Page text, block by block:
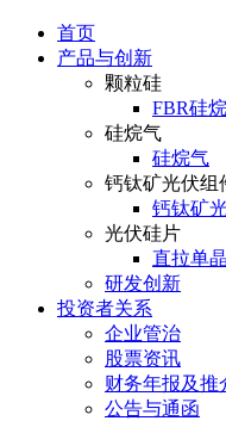
首页
产品与创新
颗粒硅
FBR硅
硅烷气
硅烷气
钙钛矿光伏组
钙钛矿
光伏硅片
直拉单
研发创新
投资者关系
企业管治
股票资讯
财务年报及推
公告与通函